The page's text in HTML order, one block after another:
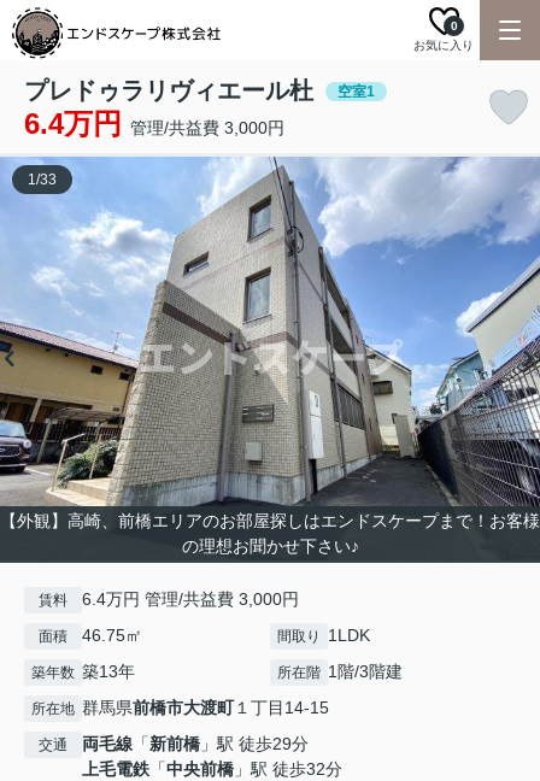
お気に入り
0
プレドゥラリヴィエール杜 空室1
6.4万円 管理/共益費 3,000円
【外観】高崎、前橋エリアのお部屋探しはエンドスケープまで！お客様
の理想お聞かせ下さい♪
1/33
賃料 6.4万円 管理/共益費 3,000円
面積 46.75㎡ 間取り 1LDK
築年数 築13年 所在階 1階/3階建
所在地 群馬県前橋市大渡町１丁目14-15
交通 両毛線 「新前橋 」駅 徒歩29分
上毛電鉄 「中央前橋 」駅 徒歩32分